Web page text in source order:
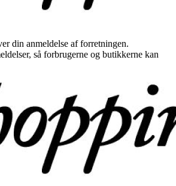
din anmeldelse af forretningen.
så forbrugerne og butikkerne kan